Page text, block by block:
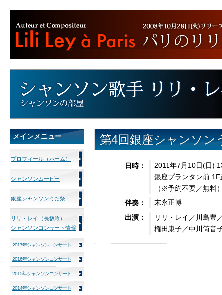
第4回銀座シャンソン
日時：
2011年7月10日(日)
銀座プランタン前
（※予約不要／無料
伴奏：
末永正博
出演：
リリ・レイ／川島豊
権田康子／中川筒音
メインメニュー
プロフィール（ホーム）
シャンソンムービー
銀座シャンソンうた祭
リリ・レイ（長坂玲）
シャンソンコンサート情報
2017年シャンソンコンサート
2016年シャンソンコンサート
2015年シャンソンコンサート
2014年シャンソンコンサート